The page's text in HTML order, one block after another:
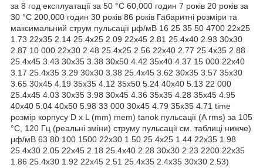
за 8 год експлуатації за 50 °C 60,000 годин 7 років 20 років за
30 °C 200,000 годин 30 років 86 років Габаритні розміри та
максимальний струм пульсації μф/мВ 16 25 35 50 4700 22x25
1.73 22x35 2.14 25.4x25 2.09 22x45 2.81 25.4x40 2.93 30x30
2.87 10 000 22x30 2.48 25.4x25 2.56 22x40 2.77 25.4x35 2.88
25.4x45 3.43 30x35 3.38 30x50 4.42 35x40 4.37 15 000 22x40
3.17 25.4x35 3.29 30x30 3.38 25.4x45 3.62 30x35 3.57 35x30
3.65 30x45 4.19 35x35 4.12 35x50 5.24 40x40 5.13 22 000
25.4x45 4.03 30x35 3.98 30x45 4.36 35x35 4.28 35x45 4.95
40x40 5.04 40x50 5.98 33 000 30x45 4.79 35x35 4.71 time
розмір корпусу D x L (mm) mem) tanok пульсації (A rms) за 105
°C, 120 Гц (реальні зміни) струму пульсації см. таблиці нижче)
μф/мВ 63 80 100 1500 22x30 1.50 25.4x25 1.44 22x35 1.98
25.4x30 2.05 22x45 2.18 25.4x40 2.28 30x30 2.23 2200 22x35
1.86 25.4x30 1.92 22x45 2.51 25.4x35 2.4x35 30x30 2.53)